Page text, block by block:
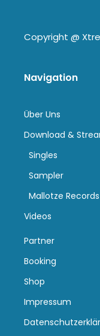
Copyright @
Navigation
Über Uns
Download &
Singles
Sampler
Mallotze Records
Videos
Partner
Booking
Shop
Impressum